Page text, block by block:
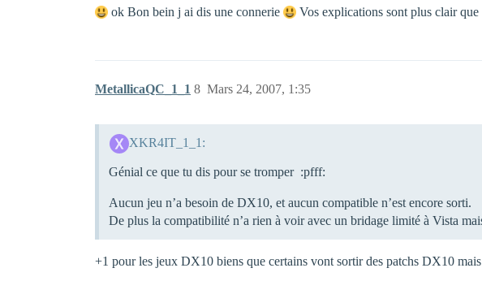
ok Bon bein j ai dis une connerie Vos explications sont plus clair
MetallicaQC_1_1 Mars 24, 2007, 1:35
8
XKR4IT_1_1:
Génial ce que tu dis pour se tromper :pfff:
Aucun jeu n’a besoin de DX10, et aucun compatible n’est encore sorti.
De plus la compatibilité n’a rien à voir avec un bridage limité à Vista
+1 pour les jeux DX10 biens que certains vont sortir des patchs DX10